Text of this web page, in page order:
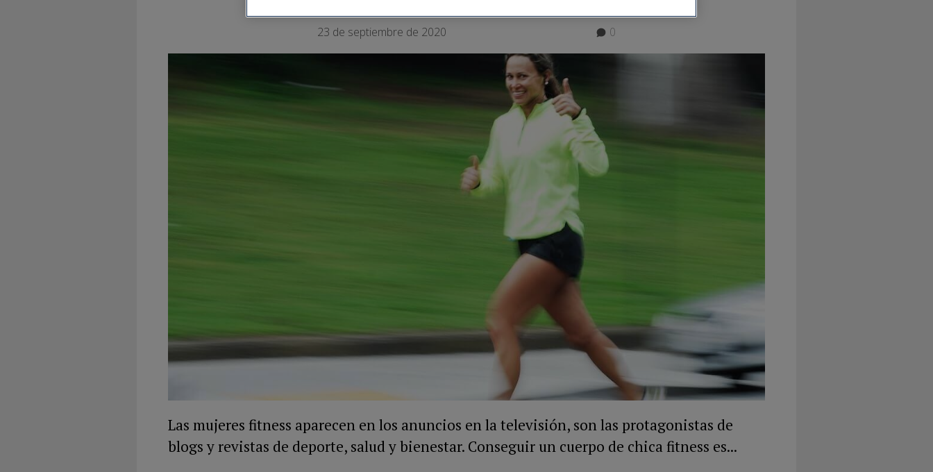
23 de septiembre de 2020 0
Las mujeres fitness aparecen en los anuncios en la televisión, son las protagonistas de
blogs y revistas de deporte, salud y bienestar. Conseguir un cuerpo de chica fitness es...